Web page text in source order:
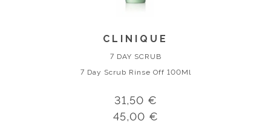
CLINIQUE
7 DAY SCRUB
7 Day Scrub Rinse Off 100Ml
31,50 €
45,00 €